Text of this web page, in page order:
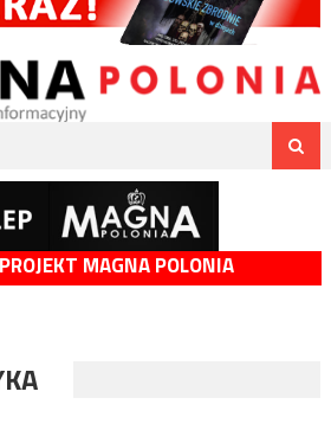
MAGNA POLONIA